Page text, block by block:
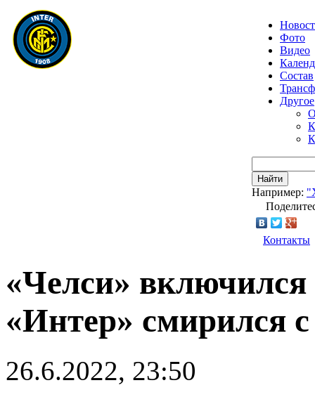
Фото
Видео
Состав
Другое
Найти
Например:
Контакты
«Челси»
«Интер» смирился
26.6.2022, 23:50